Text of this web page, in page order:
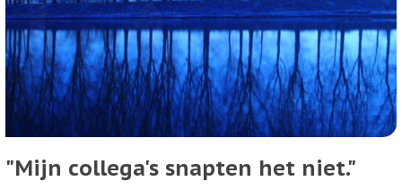
"Mijn collega's snapten het niet."